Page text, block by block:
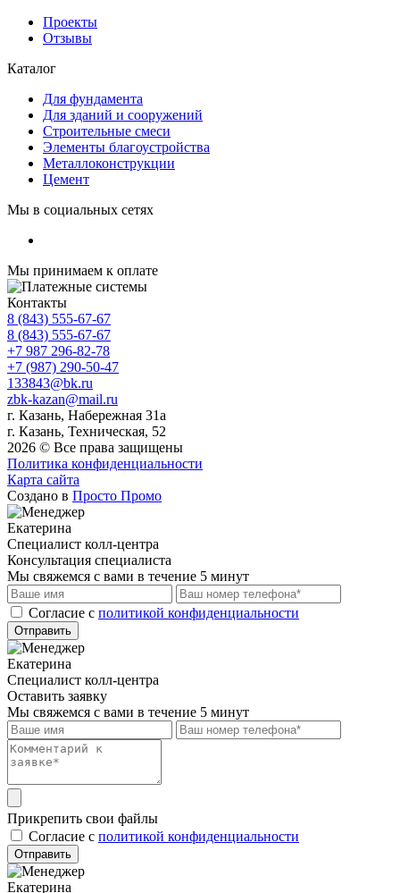
Проекты
Отзывы
Каталог
Для фундамента
Для зданий и сооружений
Строительные смеси
Элементы благоустройства
Металлоконструкции
Цемент
Мы в социальных сетях
Мы принимаем к оплате
Контакты
8 (843) 555-67-67
8 (843) 555-67-67
+7 987 296-82-78
+7 (987) 290-50-47
133843@bk.ru
zbk-kazan@mail.ru
г. Казань, Набережная 31а
г. Казань, Техническая, 52
2026 © Все права защищены
Политика конфиденциальности
Карта сайта
Создано в Просто Промо
Екатерина
Специалист колл-центра
Консультация специалиста
Мы свяжемся с вами в течение 5 минут
Cогласие с политикой конфиденциальности
Отправить
Екатерина
Специалист колл-центра
Оставить заявку
Мы свяжемся с вами в течение 5 минут
Прикрепить свои файлы
Cогласие с политикой конфиденциальности
Отправить
Екатерина